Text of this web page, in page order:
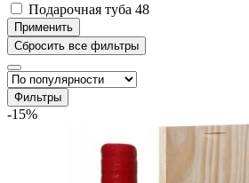
Подарочная туба 48
Фильтры
-15%